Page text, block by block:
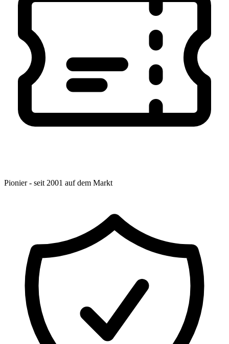
Pionier - seit 2001 auf dem Markt